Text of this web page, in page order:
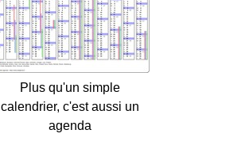
Plus qu'un simple
calendrier, c'est aussi un
agenda